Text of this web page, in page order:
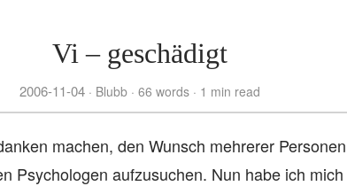
Vi – geschädigt
2006-11-04 Blubb 66 words 1 min read
machen, den Wunsch mehrerer Personen
Psychologen aufzusuchen. Nun habe ich